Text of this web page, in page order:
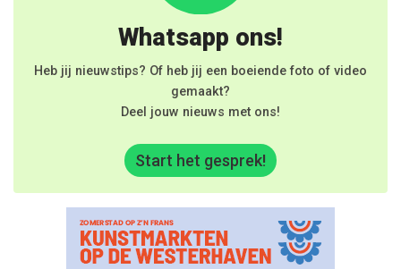
Whatsapp ons!
Heb jij nieuwstips? Of heb jij een boeiende foto of video
gemaakt?
Deel jouw nieuws met ons!
Start het gesprek!